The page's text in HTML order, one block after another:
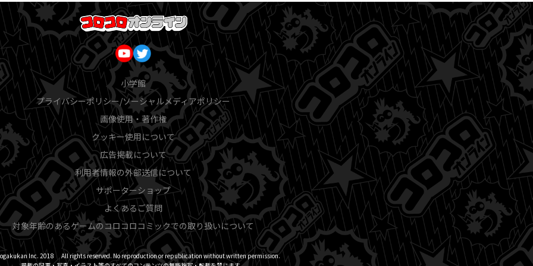
小学館
プライバシーポリシー/ソーシャルメディアポリシー
画像使用・著作権
クッキー使用について
広告掲載について
利用者情報の外部送信について
サポーターショップ
よくあるご質問
対象年齢のあるゲームのコロコロコミックでの取り扱いについて
Inc. 2018 All rights reserved. No reproduction or republication without written permission.